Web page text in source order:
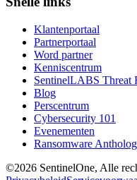
Klantenportaal
Partnerportaal
Word partner
Kenniscentrum
SentinelLABS Threat
Blog
Perscentrum
Cybersecurity 101
Evenementen
Ransomware
©2026 SentinelOne, Alle